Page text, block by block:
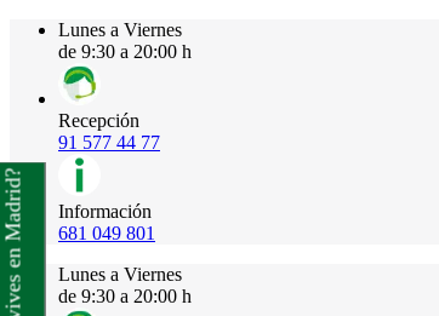
Lunes a Viernes
de 9:30 a 20:00 h
Recepción
91 577 44 77
Información
681 049 801
Lunes a Viernes
de 9:30 a 20:00 h
¿No vives en Madrid?